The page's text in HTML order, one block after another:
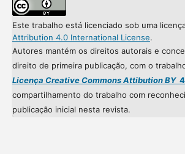
Este trabalho está licenciado sob uma
Attribution 4.0 International License.
Autores mantém os direitos autorais e
direito de primeira publicação, com o
Licença Creative Commons Attibution BY
compartilhamento do trabalho com
publicação inicial nesta revista.